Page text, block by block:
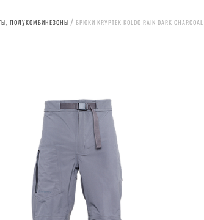
ПОЛУКОМБИНЕЗОНЫ БРЮКИ KRYPTEK KOLDO RAIN DARK CHARCOAL